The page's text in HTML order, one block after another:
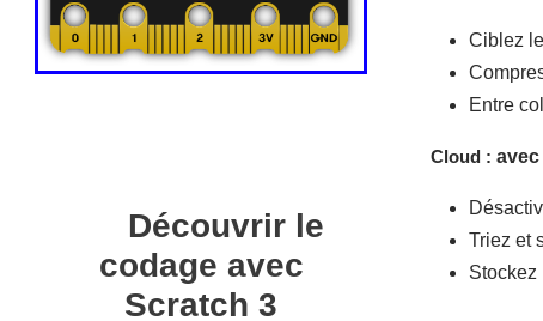
Découvrir le
codage avec
Scratch 3
Ciblez
Entre
Cloud :
Triez et
Stockez